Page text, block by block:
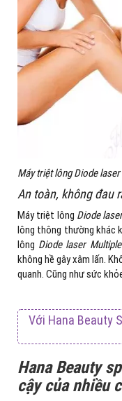
Máy triệt lông Diode
An toàn, không đau
Máy triệt lông Diode
lông thông thường khác
lông Diode laser Multiple
không hề gây xâm lấn.
quanh. Cũng như sức
Với Hana Beauty
Hana Beauty
cậy của nhiều